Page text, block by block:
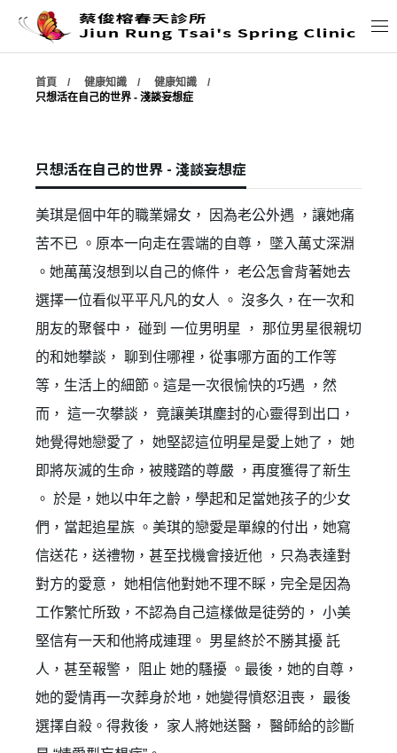
公布欄
夥伴介紹
服務內容
診間隨筆
學術資料
首頁 健康知識
健康知識
只想活在自己的世界 - 淺談妄想症
只想活在自己的世界 - 淺談妄想症
美琪是個中年的職業婦女， 因為老公外遇 ，讓她痛
苦不已 。原本一向走在雲端的自尊， 墜入萬丈深淵
。她萬萬沒想到以自己的條件， 老公怎會背著她去
選擇一位看似平平凡凡的女人 。 沒多久，在一次和
朋友的聚餐中， 碰到 一位男明星 ， 那位男星很親切
的和她攀談， 聊到住哪裡，從事哪方面的工作等
等，生活上的細節。這是一次很愉快的巧遇 ，然
而， 這一次攀談， 竟讓美琪塵封的心靈得到出口，
她覺得她戀愛了， 她堅認這位明星是愛上她了， 她
即將灰滅的生命，被賤踏的尊嚴 ，再度獲得了新生
。 於是，她以中年之齡，學起和足當她孩子的少女
們，當起追星族 。美琪的戀愛是單線的付出，她寫
信送花，送禮物，甚至找機會接近他 ，只為表達對
對方的愛意， 她相信他對她不理不睬，完全是因為
工作繁忙所致，不認為自己這樣做是徒勞的， 小美
堅信有一天和他將成連理。 男星終於不勝其擾 託
人，甚至報警， 阻止 她的騷擾 。最後，她的自尊，
她的愛情再一次葬身於地，她變得憤怒沮喪， 最後
選擇自殺。得救後， 家人將她送醫， 醫師給的診斷